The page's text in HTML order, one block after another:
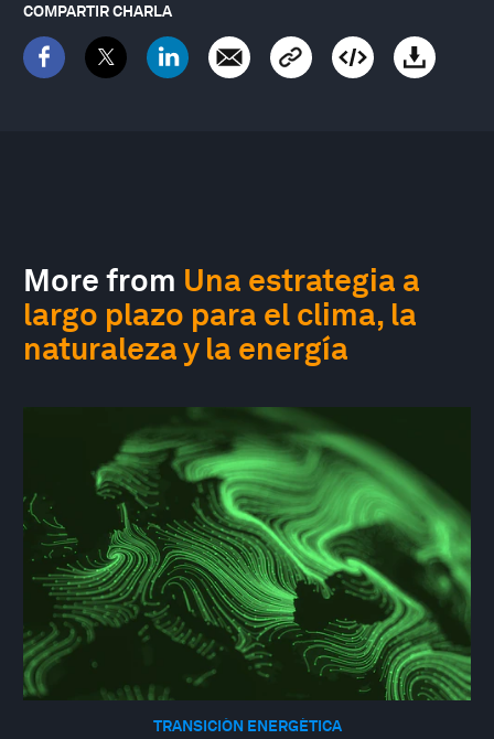
COMPARTIR CHARLA
More from Una estrategia a
largo plazo para el clima, la
naturaleza y la energía
TRANSICIÓN ENERGÉTICA